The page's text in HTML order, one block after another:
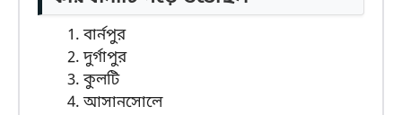
বার্নপুর
দুর্গাপুর
কুলটি
আসানসোলে